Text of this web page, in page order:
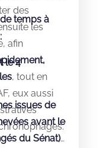
des
les
afin
, tout en
eux aussi
de temps à
le 4
issues de
avant le
du Sénat)